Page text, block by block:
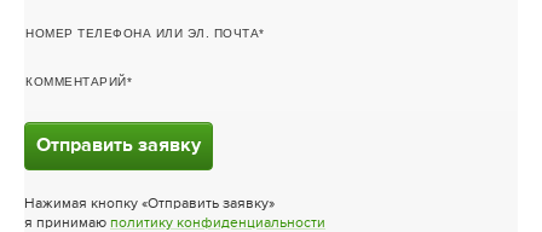
НОМЕР ТЕЛЕФОНА ИЛИ ЭЛ. ПОЧТА
КОММЕНТАРИЙ
Отправить заявку
Нажимая кнопку «Отправить заявку»
я принимаю политику конфиденциальности